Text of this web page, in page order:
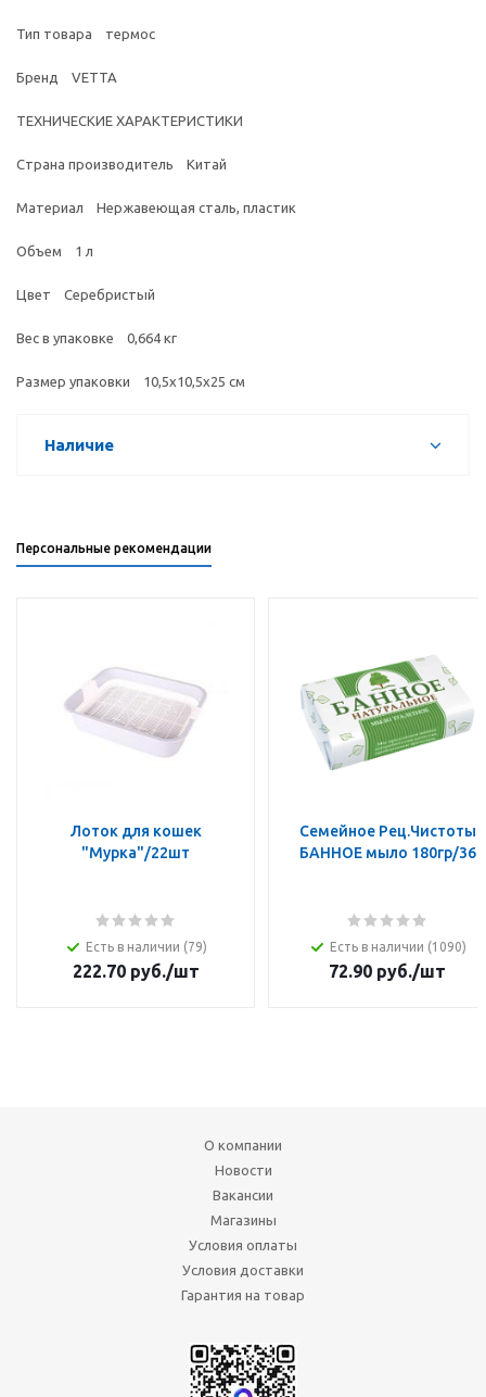
Тип товара термос
Бренд VETTA
ТЕХНИЧЕСКИЕ ХАРАКТЕРИСТИКИ
Страна производитель Китай
Материал Нержавеющая сталь, пластик
Объем 1 л
Цвет Серебристый
Вес в упаковке 0,664 кг
Размер упаковки 10,5x10,5x25 см
Наличие
Персональные рекомендации
Лоток для кошек
"Мурка"/22шт
Есть в наличии (79)
222.70руб./шт
Семейное Рец.Чистоты
БАННОЕ мыло 180гр/36
Есть в наличии (1090)
72.90 руб./шт
О компании
Новости
Вакансии
Магазины
Условия оплаты
Условия доставки
Гарантия на товар